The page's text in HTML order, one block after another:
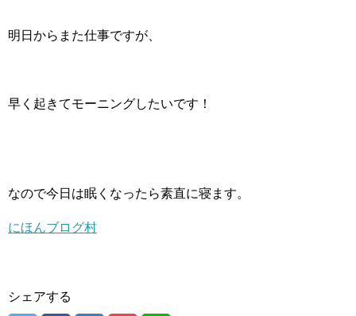
明日からまた仕事ですが、
早く起きてモーニングしたいです！
なので今日は眠くなったら素直に寝ます。
にほんブログ村
シェアする